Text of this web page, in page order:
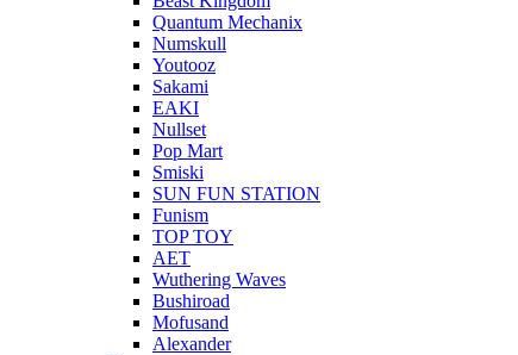
Quantum Mechanix
Numskull
Youtooz
Sakami
EAKI
Nullset
Pop Mart
Smiski
SUN FUN STATION
Funism
TOP TOY
AET
Wuthering Waves
Bushiroad
Mofusand
Alexander